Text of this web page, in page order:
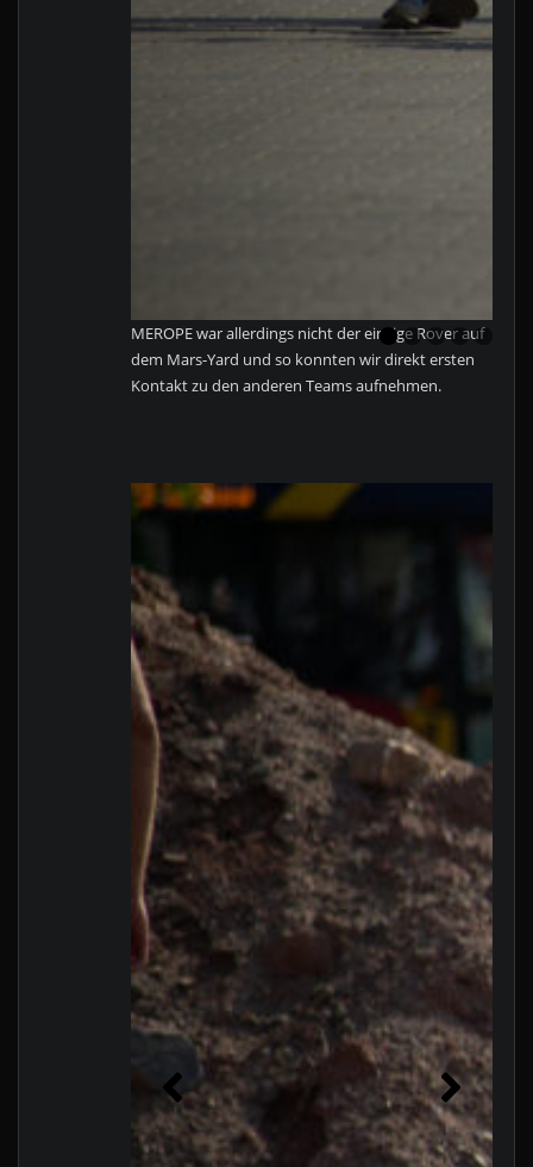
MEROPE war allerdings nicht der einzige Rover auf
dem Mars-Yard und so konnten wir direkt ersten
Kontakt zu den anderen Teams aufnehmen.